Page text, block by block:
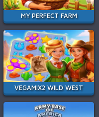
MY PERFECT FARM
VEGAMIX2 WILD WEST